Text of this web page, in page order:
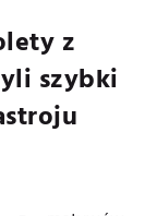
z
szybki